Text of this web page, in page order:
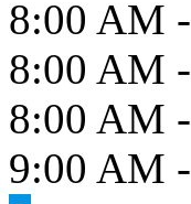
8:00 AM -
8:00 AM -
8:00 AM -
9:00 AM -